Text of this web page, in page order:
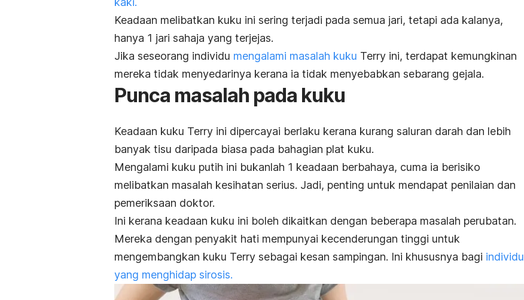
Keadaan melibatkan kuku ini sering terjadi pada semua jari, tetapi ada kalanya,
hanya 1 jari sahaja yang terjejas.
Jika seseorang individu mengalami masalah kuku Terry ini, terdapat kemungkinan
mereka tidak menyedarinya kerana ia tidak menyebabkan sebarang gejala.
Punca masalah pada kuku
Keadaan kuku Terry ini dipercayai berlaku kerana kurang saluran darah dan lebih
banyak tisu daripada biasa pada bahagian plat kuku.
Mengalami kuku putih ini bukanlah 1 keadaan berbahaya, cuma ia berisiko
melibatkan masalah kesihatan serius. Jadi, penting untuk mendapat penilaian dan
pemeriksaan doktor.
Ini kerana keadaan kuku ini boleh dikaitkan dengan beberapa masalah perubatan.
Mereka dengan penyakit hati mempunyai kecenderungan tinggi untuk
mengembangkan kuku Terry sebagai kesan sampingan. Ini khususnya bagi individu
yang menghidap sirosis.